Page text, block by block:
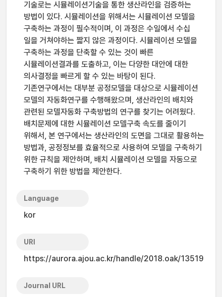
기술로는 시뮬레이션기술을 통한 생산라인을 검증하는
방법이 있다. 시뮬레이션을 위해서는 시뮬레이션 모델을
구축하는 과정이 필수적이며, 이 과정은 수일에서 수십
일을 거쳐야하는 짧지 않은 과정이다. 시뮬레이션 모델을
구축하는 과정을 단축할 수 있는 것이 빠른
시뮬레이션결과를 도출하고, 이는 다양한 대안에 대한
의사결정을 빠르게 할 수 있는 바탕이 된다.
기존연구에서는 대부분 공정모델을 대상으로 시뮬레이션
모델의 자동화연구를 수행해왔으며, 생산라인의 배치와
관련된 모델자동화 구축방법의 연구를 찾기는 어려웠다.
배치문제에 대한 시뮬레이션 모델구축 속도를 줄이기
위해서, 본 연구에서는 생산라인의 도면을 그대로 활용하는
방법과, 공정정보를 효율적으로 사용하여 모델을 구축하기
위한 규칙을 제안하며, 배치 시뮬레이션 모델을 자동으로
구축하기 위한 방법을 제안한다.
Language
kor
URI
https://aurora.ajou.ac.kr/handle/2018.oak/13519
Journal URL